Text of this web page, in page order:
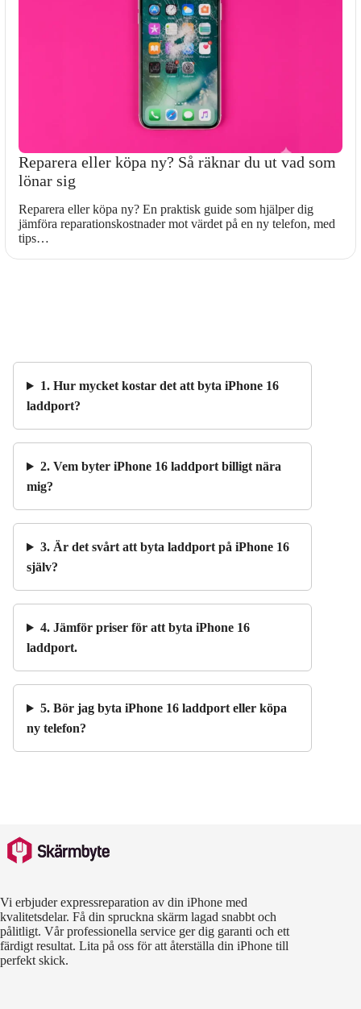
Reparera eller köpa ny? Så räknar du ut vad som
lönar sig
Reparera eller köpa ny? En praktisk guide som hjälper dig
jämföra reparationskostnader mot värdet på en ny telefon, med
tips…
1. Hur mycket kostar det att byta iPhone 16
laddport?
2. Vem byter iPhone 16 laddport billigt nära
mig?
3. Är det svårt att byta laddport på iPhone 16
själv?
4. Jämför priser för att byta iPhone 16
laddport.
5. Bör jag byta iPhone 16 laddport eller köpa
ny telefon?
Vi erbjuder expressreparation av din iPhone med
kvalitetsdelar. Få din spruckna skärm lagad snabbt och
pålitligt. Vår professionella service ger dig garanti och ett
färdigt resultat. Lita på oss för att återställa din iPhone till
perfekt skick.